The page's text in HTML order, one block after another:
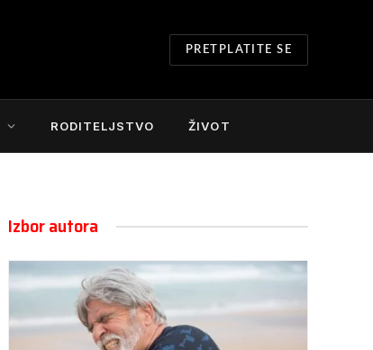
PRETPLATITE SE
RODITELJSTVO ŽIVOT
Izbor autora